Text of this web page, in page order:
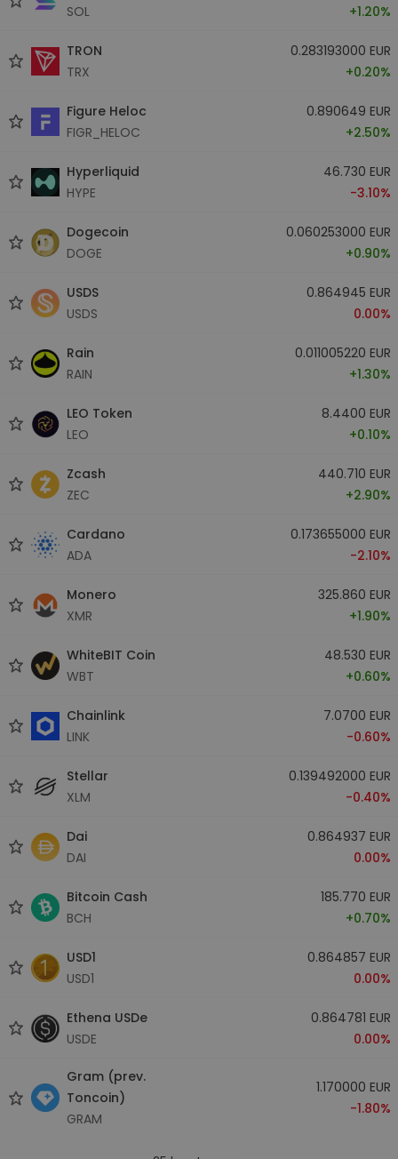
SOL
+1.20%
TRON
TRX
0.283193000 EUR
+0.20%
Figure Heloc
FIGR_HELOC
0.890649 EUR
+2.50%
Hyperliquid
HYPE
46.730 EUR
-3.10%
Dogecoin
DOGE
0.060253000 EUR
+0.90%
USDS
USDS
0.864945 EUR
0.00%
Rain
RAIN
0.011005220 EUR
+1.30%
LEO Token
LEO
8.4400 EUR
+0.10%
Zcash
ZEC
440.710 EUR
+2.90%
Cardano
ADA
0.173655000 EUR
-2.10%
Monero
XMR
325.860 EUR
+1.90%
WhiteBIT Coin
WBT
48.530 EUR
+0.60%
Chainlink
LINK
7.0700 EUR
-0.60%
Stellar
XLM
0.139492000 EUR
-0.40%
Dai
DAI
0.864937 EUR
0.00%
Bitcoin Cash
BCH
185.770 EUR
+0.70%
USD1
USD1
0.864857 EUR
0.00%
Ethena USDe
USDE
0.864781 EUR
0.00%
Gram (prev.
Toncoin)
GRAM
1.170000 EUR
-1.80%